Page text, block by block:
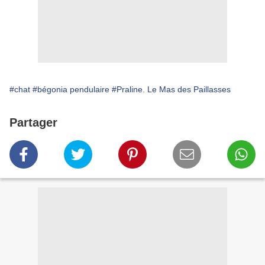
#chat #bégonia pendulaire #Praline. Le Mas des Paillasses
Partager